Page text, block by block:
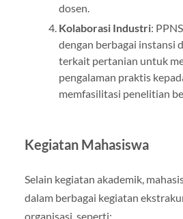
dosen.
Kolaborasi Industri:
dengan berbagai instansi
terkait pertanian untuk
pengalaman praktis
memfasilitasi penelitian
Kegiatan Mahasiswa
Selain kegiatan akademik,
dalam berbagai kegiatan
organisasi, seperti: